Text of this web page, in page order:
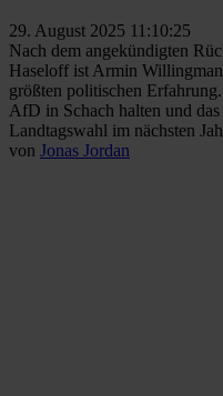
29. August 2025 11:10:25
Nach dem angekündigten
Haseloff ist Armin
größten politischen
AfD in Schach halten und
Landtagswahl im nächsten
von Jonas Jordan